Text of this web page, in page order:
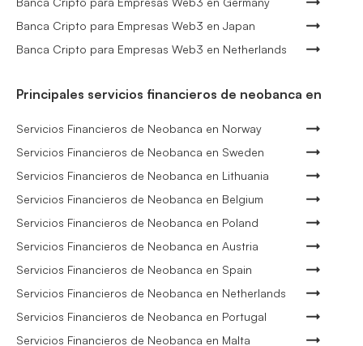
Banca Cripto para Empresas Web3 en Japan
Banca Cripto para Empresas Web3 en Netherlands
Principales servicios financieros de neobanca en
Servicios Financieros de Neobanca en Norway
Servicios Financieros de Neobanca en Sweden
Servicios Financieros de Neobanca en Lithuania
Servicios Financieros de Neobanca en Belgium
Servicios Financieros de Neobanca en Poland
Servicios Financieros de Neobanca en Austria
Servicios Financieros de Neobanca en Spain
Servicios Financieros de Neobanca en Netherlands
Servicios Financieros de Neobanca en Portugal
Servicios Financieros de Neobanca en Malta